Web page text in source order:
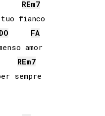
REm7
fianco
DO
FA
amor
REm7
sempre